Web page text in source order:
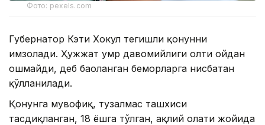
Фото: pexels.com
Губернатор Кэти Хокул тегишли қонунни
имзолади. Ҳужжат умр давомийлиги олти ойдан
ошмайди, деб баҳоланган беморларга нисбатан
қўлланилади.
Қонунга мувофиқ, тузалмас ташхиси
тасдиқланган, 18 ёшга тўлган, ақлий ҳолати жойида